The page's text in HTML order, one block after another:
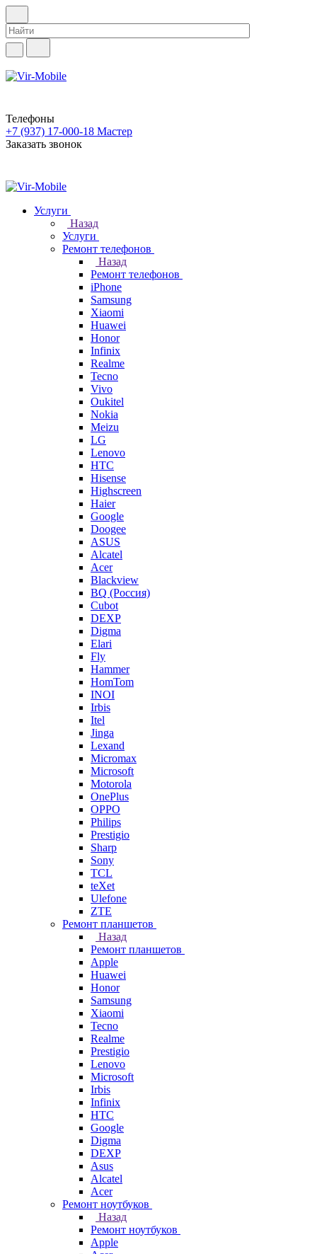
Телефоны
+7 (937) 17-000-18 Мастер
Заказать звонок
Услуги
Назад
Услуги
Ремонт телефонов
Назад
Ремонт телефонов
iPhone
Samsung
Xiaomi
Huawei
Honor
Infinix
Realme
Tecno
Vivo
Oukitel
Nokia
Meizu
LG
Lenovo
HTC
Hisense
Highscreen
Haier
Google
Doogee
ASUS
Alcatel
Acer
Blackview
BQ (Россия)
Cubot
DEXP
Digma
Elari
Fly
Hammer
HomTom
INOI
Irbis
Itel
Jinga
Lexand
Micromax
Microsoft
Motorola
OnePlus
OPPO
Philips
Prestigio
Sharp
Sony
TCL
teXet
Ulefone
ZTE
Ремонт планшетов
Назад
Ремонт планшетов
Apple
Huawei
Honor
Samsung
Xiaomi
Tecno
Realme
Prestigio
Lenovo
Microsoft
Irbis
Infinix
HTC
Google
Digma
DEXP
Asus
Alcatel
Acer
Ремонт ноутбуков
Назад
Ремонт ноутбуков
Apple